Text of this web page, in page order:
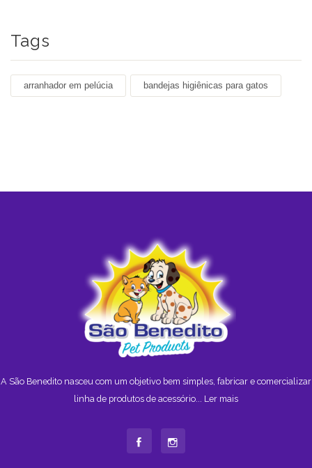
Tags
arranhador em pelúcia bandejas higiênicas para gatos
A São Benedito nasceu com um objetivo bem simples, fabricar e comercializar
linha de produtos de acessório... Ler mais